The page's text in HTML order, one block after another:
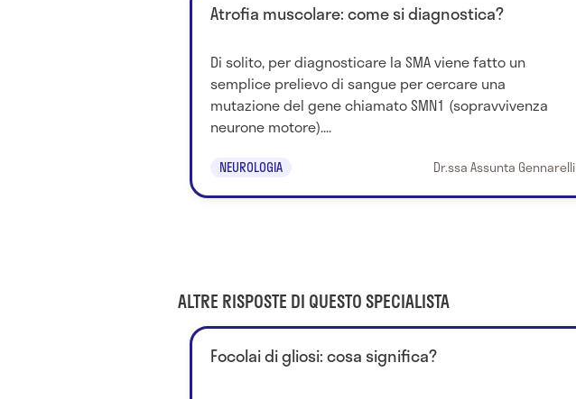
Atrofia muscolare: come si diagnostica?
Di solito, per diagnosticare la SMA viene fatto un
semplice prelievo di sangue per cercare una
mutazione del gene chiamato SMN1 (sopravvivenza
neurone motore)....
NEUROLOGIA Dr.ssa Assunta Gennarelli
ALTRE RISPOSTE DI QUESTO SPECIALISTA
Focolai di gliosi: cosa significa?